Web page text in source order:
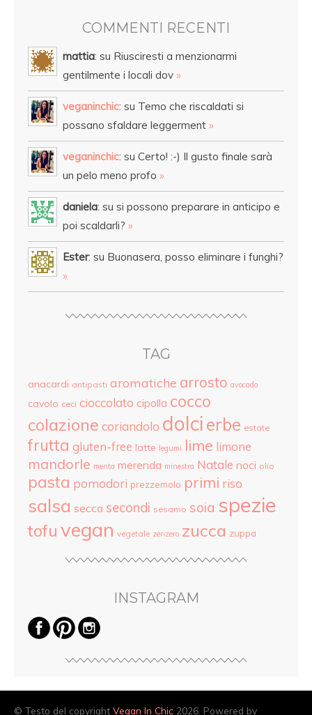
COMMENTI RECENTI
mattia: su Riusciresti a menzionarmi
gentilmente i locali dov »
veganinchic: su Temo che riscaldati si
possano sfaldare leggerment »
veganinchic: su Certo! :-) Il gusto finale sarà
un pelo meno profo »
daniela: su si possono preparare in anticipo e
poi scaldarli? »
Ester: su Buonasera, posso eliminare i funghi?
»
TAG
anacardi antipasti aromatiche arrosto avocado
cavolo ceci cioccolato cipolla cocco
colazione coriandolo dolci erbe estate
frutta gluten-free latte legumi lime limone
mandorle menta merenda minestra Natale noci olio
pasta pomodori prezzemolo primi riso
salsa secca secondi sesamo soia spezie
tofu vegan vegetale zenzero zucca zuppa
INSTAGRAM
© Testo del copyright Vegan In Chic 2026. Powered by